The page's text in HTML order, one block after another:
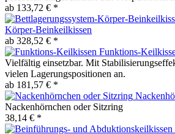
ab 133,72 € *
Körper-Beinkeilkissen
ab 328,52 € *
Funktions-
Vielfältig einsetzbar. Mit
vielen Lagerungspositionen an.
ab 181,57 € *
Nackenhörnchen oder Sitzring
38,14 € *